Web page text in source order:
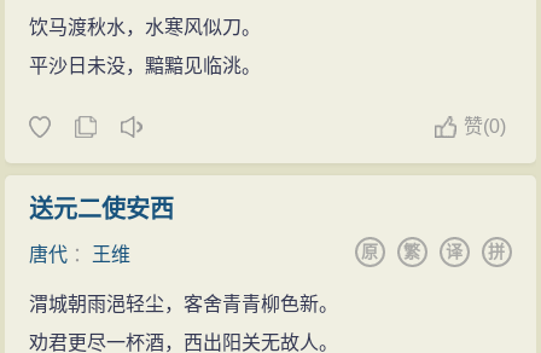
饮马渡秋水，水寒风似刀。
平沙日未没，黯黯见临洮。
赞(0)
送元二使安西
唐代 ： 王维 拼
译
繁
原
渭城朝雨浥轻尘，客舍青青柳色新。
劝君更尽一杯酒，西出阳关无故人。